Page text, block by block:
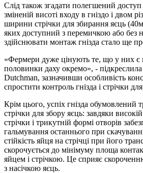
Слід також згадати полегшений доступ
зміненій висоті входу в гніздо і двом
ширини стрічки для збирання яєць
яких доступний з перемичкою або без
здійснювати монтаж гнізда стало ще
«Фермери дуже цінують те, що у них є
половинки даху окремо», -
Dutchman, зазначивши особливість
спростити контроль гнізда і стрічки
Крім цього, успіх гнізда обумовлений
стрічки для збору яєць: завдяки
стрічки і трикутній формі отворів
гальмування останнього при
стійкість яйця на стрічці при його
скорочується до мінімуму площа
яйцем і стрічкою. Це сприяє
з насічкою яєць.